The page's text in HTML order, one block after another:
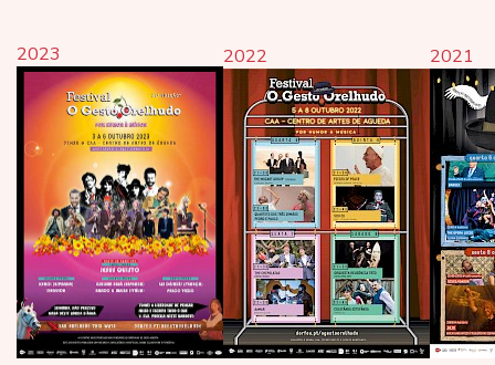
2023 2022 2021